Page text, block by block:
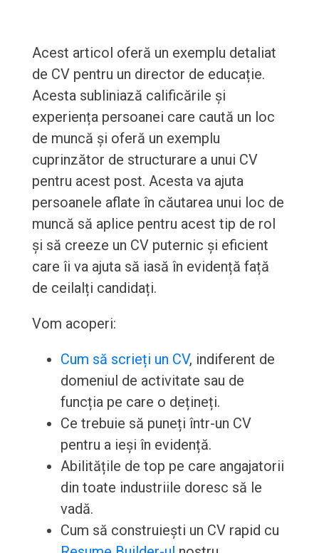
Acest articol oferă un exemplu detaliat
de CV pentru un director de educație.
Acesta subliniază calificările și
experiența persoanei care caută un loc
de muncă și oferă un exemplu
cuprinzător de structurare a unui CV
pentru acest post. Acesta va ajuta
persoanele aflate în căutarea unui loc de
muncă să aplice pentru acest tip de rol
și să creeze un CV puternic și eficient
care îi va ajuta să iasă în evidență față
de ceilalți candidați.
Vom acoperi:
Cum să scrieți un CV, indiferent de
domeniul de activitate sau de
funcția pe care o dețineți.
Ce trebuie să puneți într-un CV
pentru a ieși în evidență.
Abilitățile de top pe care angajatorii
din toate industriile doresc să le
vadă.
Cum să construiești un CV rapid cu